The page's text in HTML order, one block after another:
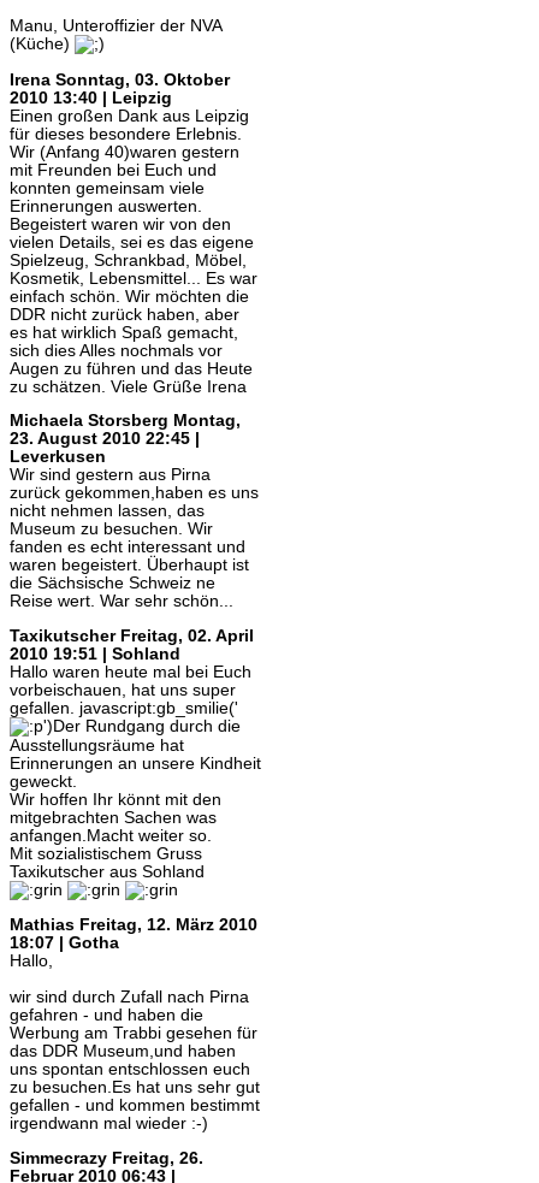
Manu, Unteroffizier der NVA
(Küche)
Irena Sonntag, 03. Oktober
2010 13:40 | Leipzig
Einen großen Dank aus Leipzig
für dieses besondere Erlebnis.
Wir (Anfang 40)waren gestern
mit Freunden bei Euch und
konnten gemeinsam viele
Erinnerungen auswerten.
Begeistert waren wir von den
vielen Details, sei es das eigene
Spielzeug, Schrankbad, Möbel,
Kosmetik, Lebensmittel... Es war
einfach schön. Wir möchten die
DDR nicht zurück haben, aber
es hat wirklich Spaß gemacht,
sich dies Alles nochmals vor
Augen zu führen und das Heute
zu schätzen. Viele Grüße Irena
Michaela Storsberg Montag,
23. August 2010 22:45 |
Leverkusen
Wir sind gestern aus Pirna
zurück gekommen,haben es uns
nicht nehmen lassen, das
Museum zu besuchen. Wir
fanden es echt interessant und
waren begeistert. Überhaupt ist
die Sächsische Schweiz ne
Reise wert. War sehr schön...
Taxikutscher Freitag, 02. April
2010 19:51 | Sohland
Hallo waren heute mal bei Euch
vorbeischauen, hat uns super
gefallen. javascript:gb_smilie('
')Der Rundgang durch die
Ausstellungsräume hat
Erinnerungen an unsere Kindheit
geweckt.
Wir hoffen Ihr könnt mit den
mitgebrachten Sachen was
anfangen.Macht weiter so.
Mit sozialistischem Gruss
Taxikutscher aus Sohland
Mathias Freitag, 12. März 2010
18:07 | Gotha
Hallo,
wir sind durch Zufall nach Pirna
gefahren - und haben die
Werbung am Trabbi gesehen für
das DDR Museum,und haben
uns spontan entschlossen euch
zu besuchen.Es hat uns sehr gut
gefallen - und kommen bestimmt
irgendwann mal wieder :-)
Simmecrazy Freitag, 26.
Februar 2010 06:43 |